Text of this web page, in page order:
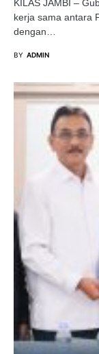
KILAS JAMBI –
kerja sama antara
dengan…
BY ADMIN